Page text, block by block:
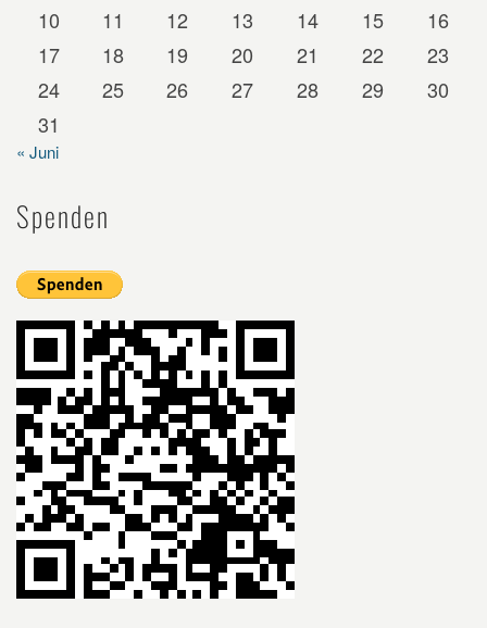
10
11 12 13 14 15
16
17
18 19 20 21 22
23
24
25 26 27 28 29
30
31
« Juni
Spenden